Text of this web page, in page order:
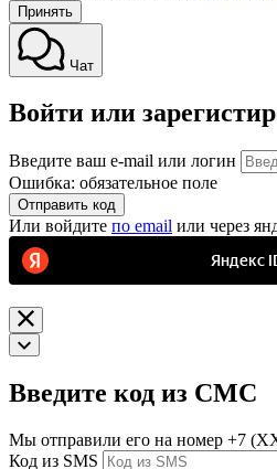
Принять
Чат
Войти или
Введите ваш e-mail или логин
Ошибка: обязательное поле
Отправить код
Или войдите по email или через
Введите код из СМС
Мы отправили его на номер +7
Код из SMS